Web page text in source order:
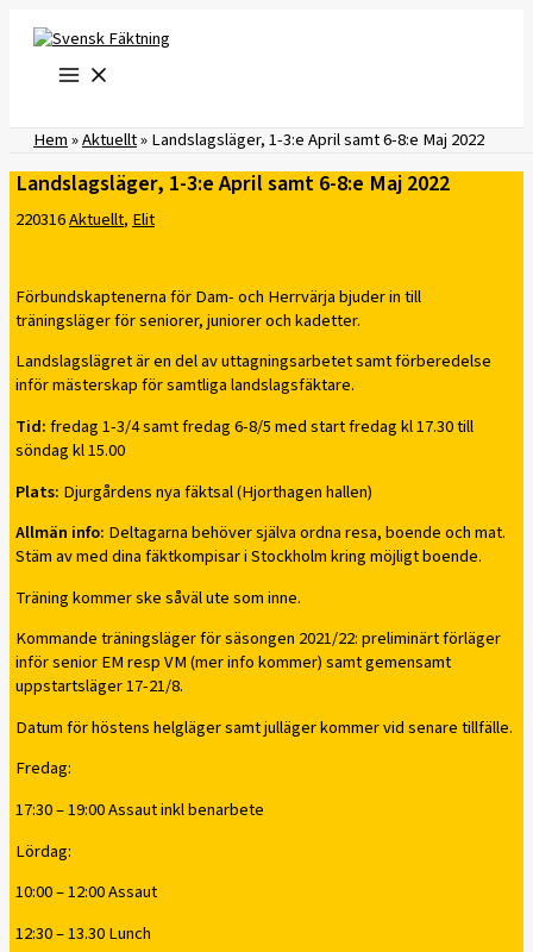
innehåll
Hem»Aktuellt»Landslagsläger, 1-3:e April samt 6-8:e Maj 2022
Landslagsläger, 1-3:e April samt 6-8:e Maj 2022
220316Aktuellt,Elit
Förbundskaptenerna för Dam- och Herrvärja bjuder in till
träningsläger för seniorer, juniorer och kadetter.
Landslagslägret är en del av uttagningsarbetet samt förberedelse
inför mästerskap för samtliga landslagsfäktare.
Tid:fredag 1-3/4 samt fredag 6-8/5 med start fredag kl 17.30 till
söndag kl 15.00
Plats: Djurgårdens nya fäktsal (Hjorthagen hallen)
Allmän info: Deltagarna behöver själva ordna resa, boende och mat.
Stäm av med dina fäktkompisar i Stockholm kring möjligt boende.
Träning kommer ske såväl ute som inne.
Kommande träningsläger för säsongen 2021/22: preliminärt förläger
inför senior EM resp VM (mer info kommer) samt gemensamt
uppstartsläger 17-21/8.
Datum för höstens helgläger samt julläger kommer vid senare tillfälle.
Fredag:
17:30 – 19:00 Assaut inkl benarbete
Lördag:
10:00 – 12:00 Assaut
12:30 – 13.30 Lunch